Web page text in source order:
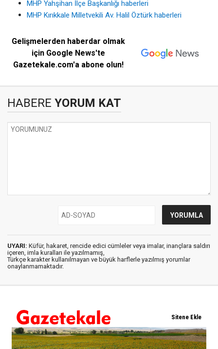
MHP Yahşihan İlçe Başkanlığı haberleri
MHP Kırıkkale Milletvekili Av. Halil Öztürk haberleri
Gelişmelerden haberdar olmak
için Google News'te
Gazetekale.com'a abone olun!
HABERE YORUM KAT
UYARI: Küfür, hakaret, rencide edici cümleler veya imalar, inançlara saldırı
içeren, imla kuralları ile yazılmamış,
Türkçe karakter kullanılmayan ve büyük harflerle yazılmış yorumlar
onaylanmamaktadır.